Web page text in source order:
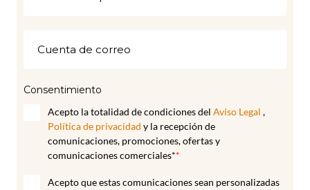
Consentimiento
Acepto la totalidad de condiciones del Aviso Legal ,
Política de privacidad y la recepción de
comunicaciones, promociones, ofertas y
comunicaciones comerciales**
Acepto que estas comunicaciones sean personalizadas